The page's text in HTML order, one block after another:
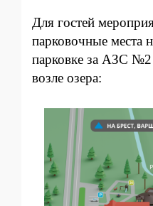
Для гостей
парковочные места
парковке за АЗС
возле озера: